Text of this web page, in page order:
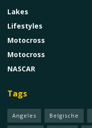
Lakes
Lifestyles
Motocross
Motocross
NASCAR
Tags
Angeles Belgische